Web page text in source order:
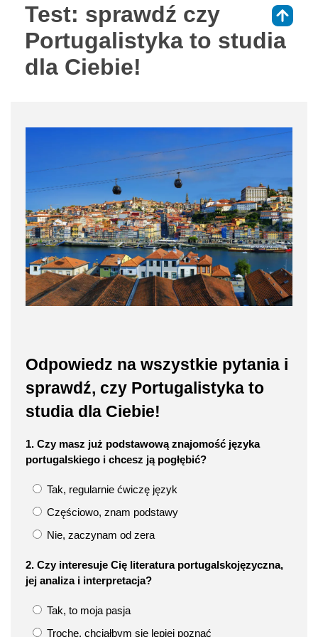
Test: sprawdź czy
Portugalistyka to studia
dla Ciebie!
Odpowiedz na wszystkie pytania i
sprawdź, czy Portugalistyka to
studia dla Ciebie!
1. Czy masz już podstawową znajomość języka
portugalskiego i chcesz ją pogłębić?
Tak, regularnie ćwiczę język
Częściowo, znam podstawy
Nie, zaczynam od zera
2. Czy interesuje Cię literatura portugalskojęzyczna,
jej analiza i interpretacja?
Tak, to moja pasja
Trochę, chciałbym się lepiej poznać